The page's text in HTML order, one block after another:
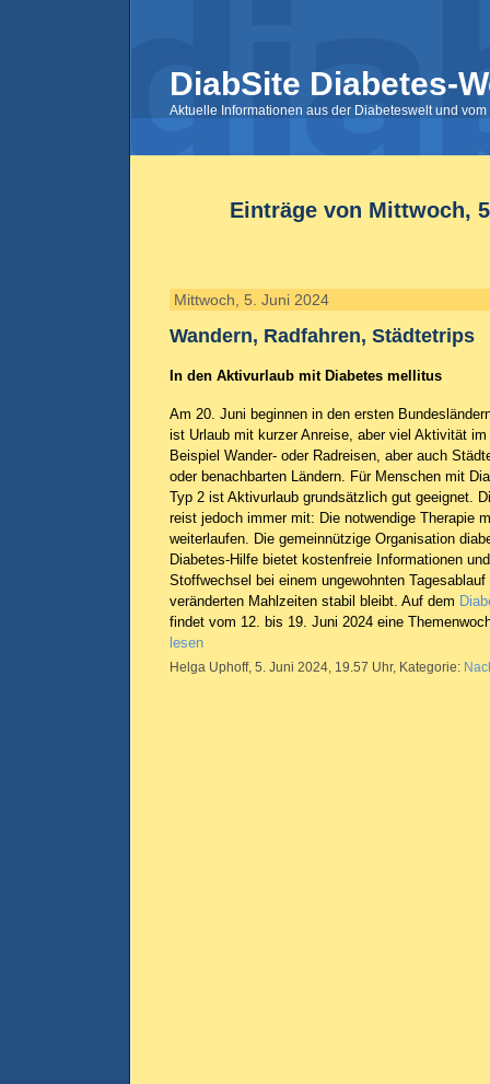
DiabSite Diabetes-
Aktuelle Informationen aus der Diabeteswelt und
Einträge von Mittwoch,
Mittwoch, 5. Juni 2024
Wandern, Radfahren, Städtetrips
In den Aktivurlaub mit Diabetes mellitus
Am 20. Juni beginnen in den ersten
ist Urlaub mit kurzer Anreise, aber viel Aktivität
Beispiel Wander- oder Radreisen, aber auch
oder benachbarten Ländern. Für Menschen mit
Typ 2 ist Aktivurlaub grundsätzlich gut geeignet.
reist jedoch immer mit: Die notwendige Therapie
weiterlaufen. Die gemeinnützige Organisation
Diabetes-Hilfe bietet kostenfreie Informationen
Stoffwechsel bei einem ungewohnten
veränderten Mahlzeiten stabil bleibt. Auf dem
findet vom 12. bis 19. Juni 2024 eine
lesen
Helga Uphoff, 5. Juni 2024, 19.57 Uhr, Kategorie: